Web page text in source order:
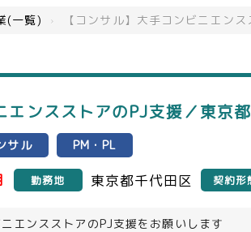
(一覧) › 【コンサル】大手コンビニエン
エンスストアのPJ支援／東京
サル PM・PL
勤務地 東京都千代田区 契約形
エンスストアのPJ支援をお願いします